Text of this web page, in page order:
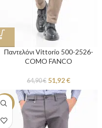
Παντελόνι Vittorio 500-2526-
COMO FANCO
64,90€ 51,92€
-20%